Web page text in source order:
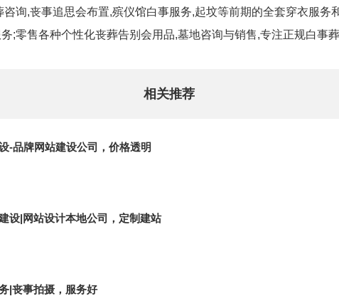
询,丧事追思会布置,殡仪馆白事服务,起坟等前期的全套穿衣服务
;零售各种个性化丧葬告别会用品,墓地咨询与销售,专注正规白事
相关推荐
-品牌网站建设公司，价格透明
设|网站设计本地公司，定制建站
|丧事拍摄，服务好